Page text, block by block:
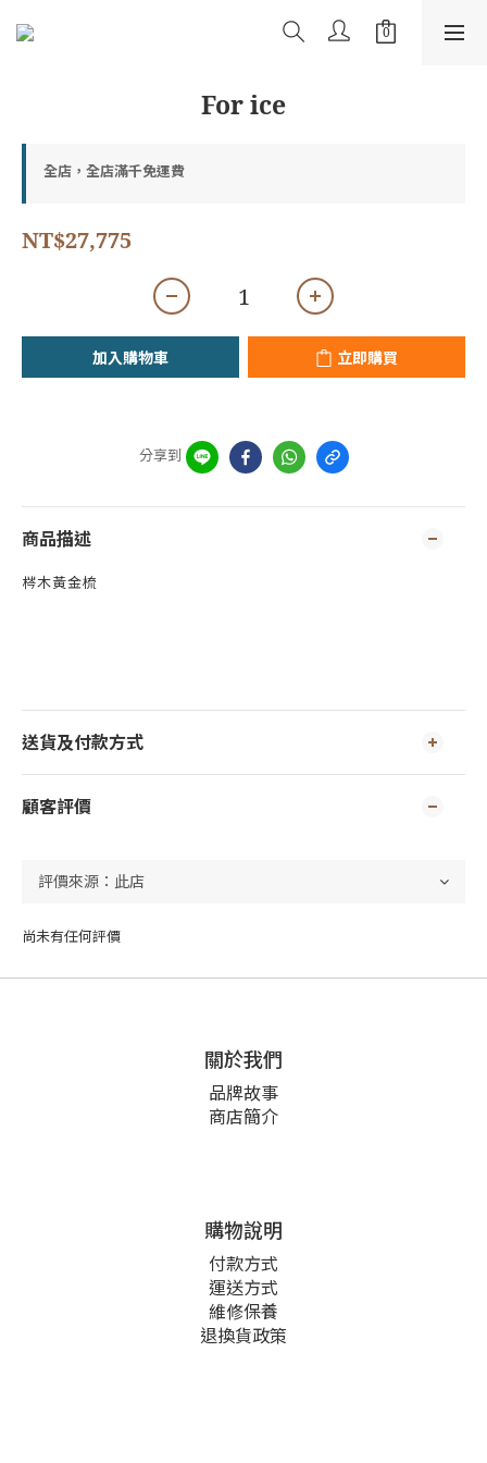
For ice
全店，全店滿千免運費
NT$27,775
加入購物車 立即購買
分享到
商品描述
梣木黃金梳
送貨及付款方式
顧客評價
尚未有任何評價
關於我們
品牌故事
商店簡介
購物說明
付款方式
運送方式
維修保養
退換貨政策